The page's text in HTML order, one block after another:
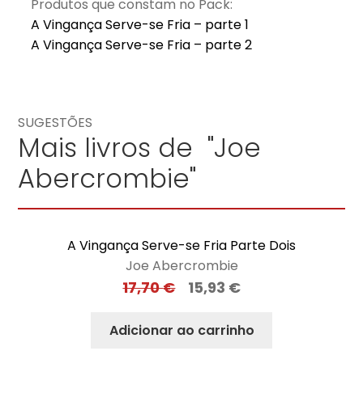
Produtos que constam no Pack:
A Vingança Serve-se Fria – parte 1
A Vingança Serve-se Fria – parte 2
SUGESTÕES
Mais livros de "Joe
Abercrombie"
A Vingança Serve-se Fria Parte Dois
Joe Abercrombie
17,70€ 15,93 €
Adicionar ao carrinho